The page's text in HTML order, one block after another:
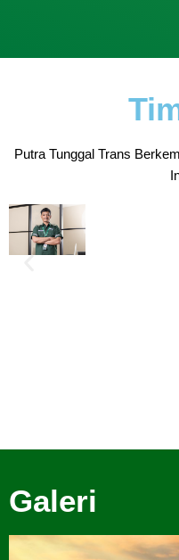
Putra Tunggal Trans
Galeri